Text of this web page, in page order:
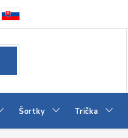
Kontakt
Šortky Trička